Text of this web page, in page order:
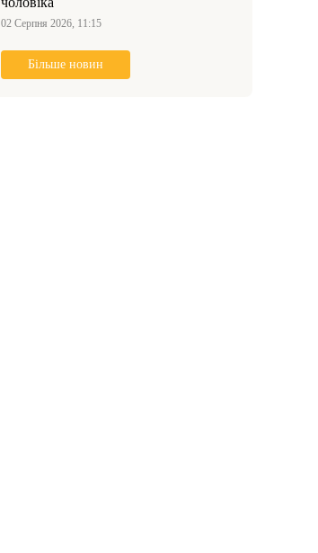
02 Серпня 2026, 11:15
Більше новин